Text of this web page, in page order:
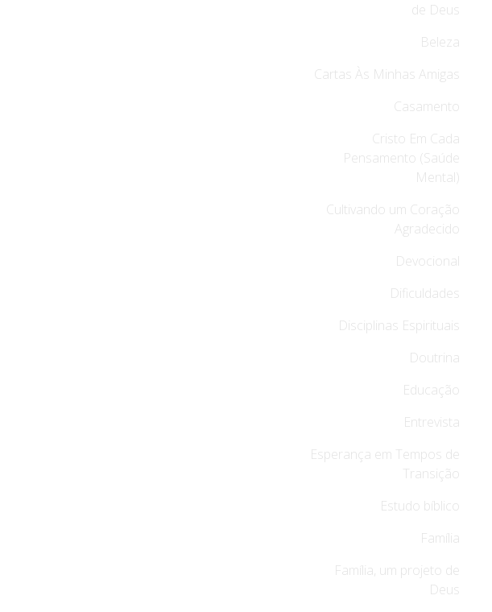
de Deus
Beleza
Cartas Às Minhas Amigas
Casamento
Cristo Em Cada
Pensamento (Saúde
Mental)
Cultivando um Coração
Agradecido
Devocional
Dificuldades
Disciplinas Espirituais
Doutrina
Educação
Entrevista
Esperança em Tempos de
Transição
Estudo bíblico
Família
Família, um projeto de
Deus